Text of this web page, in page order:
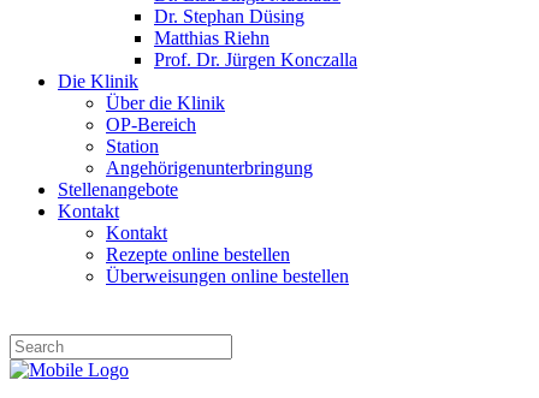
Dr. Stephan Düsing
Matthias Riehn
Prof. Dr. Jürgen Konczalla
Die Klinik
Über die Klinik
OP-Bereich
Station
Angehörigenunterbringung
Stellenangebote
Kontakt
Kontakt
Rezepte online bestellen
Überweisungen online bestellen